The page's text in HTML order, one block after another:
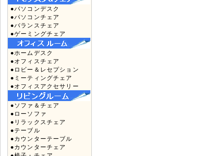
●パソコンデスク
●パソコンチェア
●バランスチェア
●ゲーミングチェア
●ホームデスク
●オフィスチェア
●ロビー＆レセプション
●ミーティングチェア
●オフィスアクセサリー
●ソファ＆チェア
●ローソファ
●リラックスチェア
●テーブル
●カウンターテーブル
●カウンターチェア